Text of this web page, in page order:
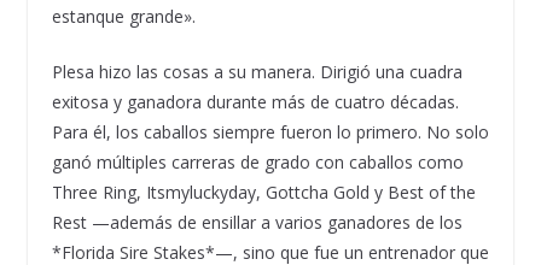
estanque grande».
Plesa hizo las cosas a su manera. Dirigió una cuadra
exitosa y ganadora durante más de cuatro décadas.
Para él, los caballos siempre fueron lo primero. No solo
ganó múltiples carreras de grado con caballos como
Three Ring, Itsmyluckyday, Gottcha Gold y Best of the
Rest —además de ensillar a varios ganadores de los
*Florida Sire Stakes*—, sino que fue un entrenador que